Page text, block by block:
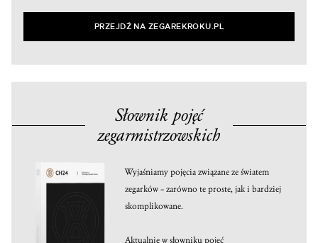
PRZEJDŹ NA ZEGAREKROKU.PL
Słownik pojęć
zegarmistrzowskich
Wyjaśniamy pojęcia związane ze światem
zegarków – zarówno te proste, jak i bardziej
skomplikowane.
Aktualnie w słowniku pojęć